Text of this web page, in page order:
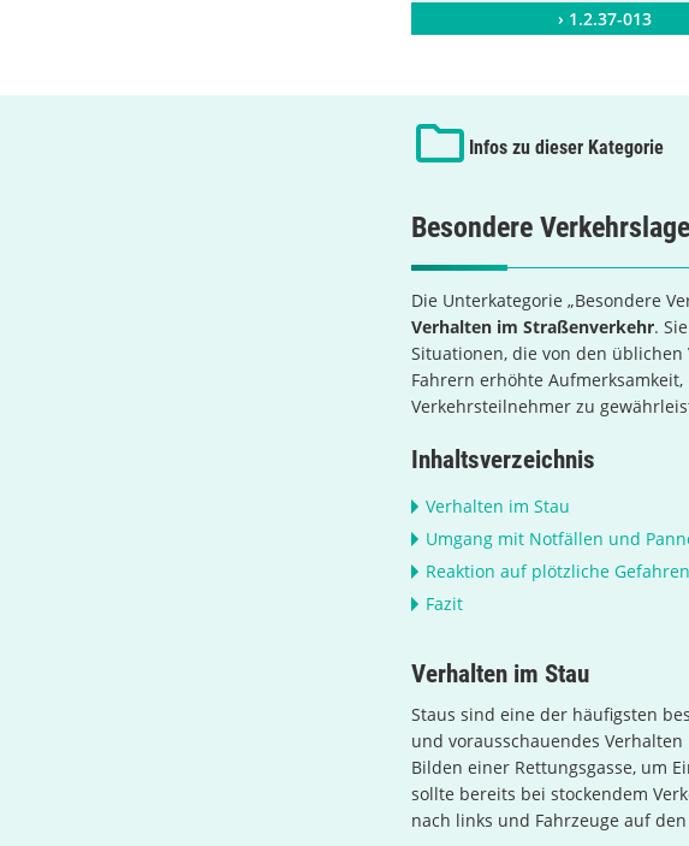
› 1.2.37-013
Infos zu dieser Kategorie
Besondere
Die Unterkategorie „Besondere
Verhalten im Straßenverkehr.
Situationen, die von den
Fahrern erhöhte
Verkehrsteilnehmer zu
Inhaltsverzeichnis
Verhalten im Stau
Umgang mit Notfällen und
Reaktion auf plötzliche
Fazit
Verhalten im Stau
Staus sind eine der häufigsten
und vorausschauendes
Bilden einer Rettungsgasse, um
sollte bereits bei stockendem
nach links und Fahrzeuge auf